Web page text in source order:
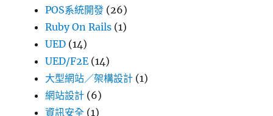
POS系統開發 (26)
Ruby On Rails (1)
UED (14)
UED/F2E (14)
大型網站／架構設計 (1)
網站設計 (6)
資訊安全 (1)